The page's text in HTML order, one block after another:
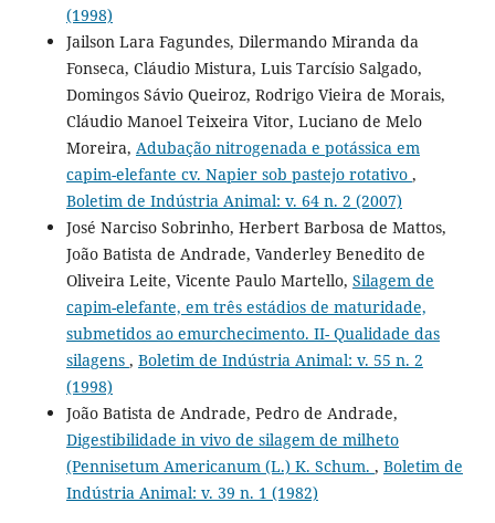
(1998)
Jailson Lara Fagundes, Dilermando Miranda da
Fonseca, Cláudio Mistura, Luis Tarcísio Salgado,
Domingos Sávio Queiroz, Rodrigo Vieira de Morais,
Cláudio Manoel Teixeira Vitor, Luciano de Melo
Moreira, Adubação nitrogenada e potássica em
capim-elefante cv. Napier sob pastejo rotativo ,
Boletim de Indústria Animal: v. 64 n. 2 (2007)
José Narciso Sobrinho, Herbert Barbosa de Mattos,
João Batista de Andrade, Vanderley Benedito de
Oliveira Leite, Vicente Paulo Martello, Silagem de
capim-elefante, em três estádios de maturidade,
submetidos ao emurchecimento. II- Qualidade das
silagens , Boletim de Indústria Animal: v. 55 n. 2
(1998)
João Batista de Andrade, Pedro de Andrade,
Digestibilidade in vivo de silagem de milheto
(Pennisetum Americanum (L.) K. Schum. , Boletim de
Indústria Animal: v. 39 n. 1 (1982)